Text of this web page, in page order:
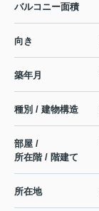
バルコニー面積
向き
築年月
種別 / 建物構造
部屋 /
所在階 / 階建て
所在地